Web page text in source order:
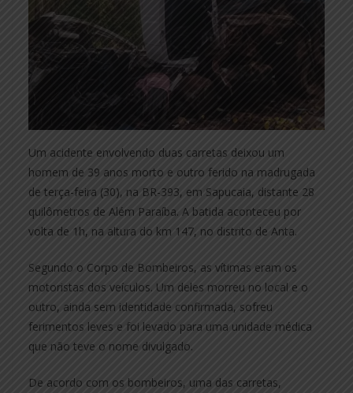
Um acidente envolvendo duas carretas deixou um
homem de 39 anos morto e outro ferido na madrugada
de terça-feira (30), na BR-393, em Sapucaia, distante 28
quilômetros de Além Paraíba. A batida aconteceu por
volta de 1h, na altura do km 147, no distrito de Anta.
Segundo o Corpo de Bombeiros, as vítimas eram os
motoristas dos veículos. Um deles morreu no local e o
outro, ainda sem identidade confirmada, sofreu
ferimentos leves e foi levado para uma unidade médica
que não teve o nome divulgado.
De acordo com os bombeiros, uma das carretas,